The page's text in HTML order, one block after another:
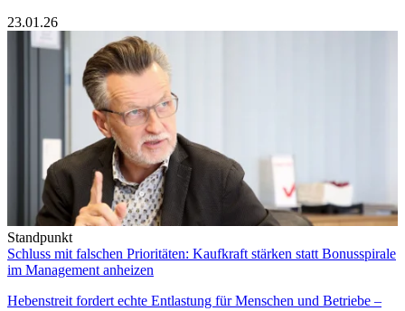
23.01.26
Standpunkt
Schluss mit falschen Prioritäten: Kaufkraft stärken statt Bonusspirale
im Management anheizen
Hebenstreit fordert echte Entlastung für Menschen und Betriebe –